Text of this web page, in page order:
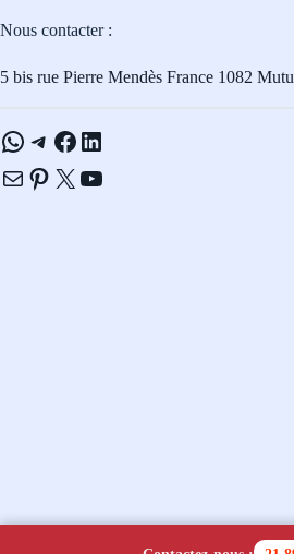
Nous contacter :
5 bis rue Pierre Mendès France 1082
WhatsApp
Telegram
Facebook
LinkedIn
E-mailPinterest
X YouTube
Copyright © 2026 - Navicom Tunisie